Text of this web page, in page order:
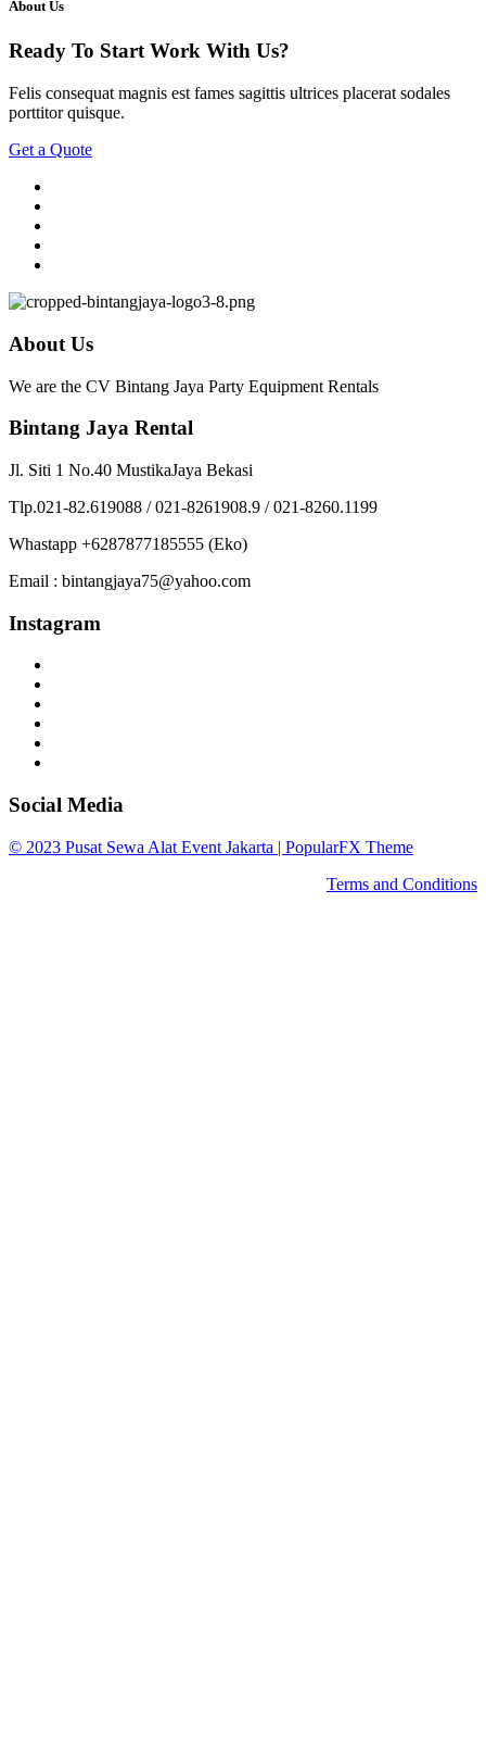
About Us
Ready To StartWork With Us?
Felis consequat magnis est fames sagittis ultrices placerat sodales
porttitor quisque.
Get a Quote
About Us
We are the CV Bintang Jaya Party Equipment Rentals
Bintang Jaya Rental
Jl. Siti 1 No.40 MustikaJaya Bekasi
Tlp.021-82.619088 / 021-8261908.9 / 021-8260.1199
Whastapp +6287877185555 (Eko)
Email : bintangjaya75@yahoo.com
Instagram
Social Media
© 2023 Pusat Sewa Alat Event Jakarta | PopularFX Theme
Terms and Conditions